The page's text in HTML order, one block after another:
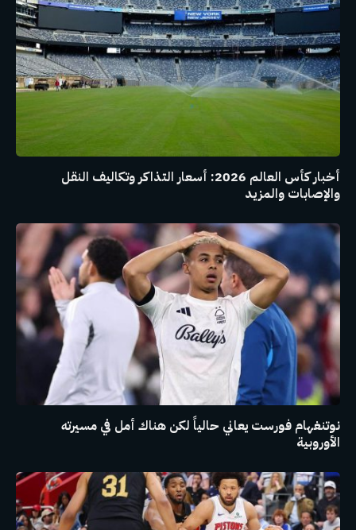
أخبار كأس العالم 2026: أسعار التذاكر وتكاليف النقل
والإصابات والمزيد
نوتنغهام فورست يعاني حالياً لكن هناك أمل في مسيرته
الأوروبية